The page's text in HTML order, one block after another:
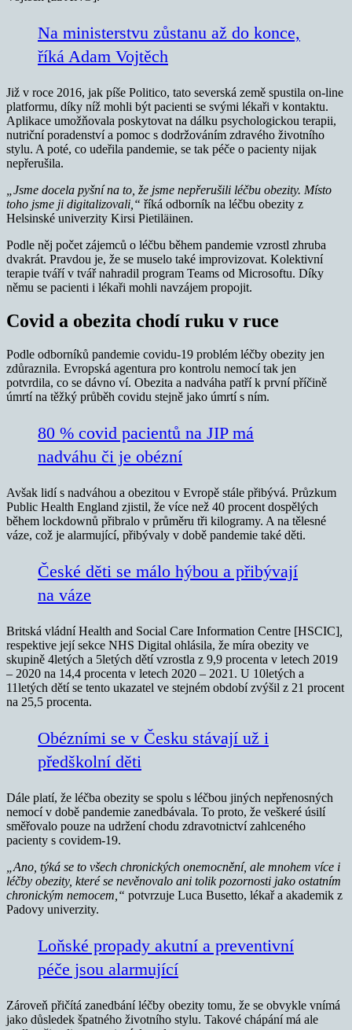
Na ministerstvu zůstanu až do konce,
říká Adam Vojtěch
Již v roce 2016, jak píše Politico, tato severská země spustila on-line
platformu, díky níž mohli být pacienti se svými lékaři v kontaktu.
Aplikace umožňovala poskytovat na dálku psychologickou terapii,
nutriční poradenství a pomoc s dodržováním zdravého životního
stylu. A poté, co udeřila pandemie, se tak péče o pacienty nijak
nepřerušila.
„Jsme docela pyšní na to, že jsme nepřerušili léčbu obezity. Místo
toho jsme ji digitalizovali,“ říká odborník na léčbu obezity z
Helsinské univerzity Kirsi Pietiläinen.
Podle něj počet zájemců o léčbu během pandemie vzrostl zhruba
dvakrát. Pravdou je, že se muselo také improvizovat. Kolektivní
terapie tváří v tvář nahradil program Teams od Microsoftu. Díky
němu se pacienti i lékaři mohli navzájem propojit.
Covid a obezita chodí ruku v ruce
Podle odborníků pandemie covidu-19 problém léčby obezity jen
zdůraznila. Evropská agentura pro kontrolu nemocí tak jen
potvrdila, co se dávno ví. Obezita a nadváha patří k první příčině
úmrtí na těžký průběh covidu stejně jako úmrtí s ním.
80 % covid pacientů na JIP má
nadváhu či je obézní
Avšak lidí s nadváhou a obezitou v Evropě stále přibývá. Průzkum
Public Health England zjistil, že více než 40 procent dospělých
během lockdownů přibralo v průměru tři kilogramy. A na tělesné
váze, což je alarmující, přibývaly v době pandemie také děti.
České děti se málo hýbou a přibývají
na váze
Britská vládní Health and Social Care Information Centre [HSCIC]
respektive její sekce NHS Digital ohlásila, že míra obezity ve
skupině 4letých a 5letých dětí vzrostla z 9,9 procenta v letech 2019
– 2020 na 14,4 procenta v letech 2020 – 2021. U 10letých a
11letých dětí se tento ukazatel ve stejném období zvýšil z 21 procent
na 25,5 procenta.
Obézními se v Česku stávají už i
předškolní děti
Dále platí, že léčba obezity se spolu s léčbou jiných nepřenosných
nemocí v době pandemie zanedbávala. To proto, že veškeré úsilí
směřovalo pouze na udržení chodu zdravotnictví zahlceného
pacienty s covidem-19.
„Ano, týká se to všech chronických onemocnění, ale mnohem více i
léčby obezity, které se nevěnovalo ani tolik pozornosti jako ostatním
chronickým nemocem,“ potvrzuje Luca Busetto, lékař a akademik z
Padovy univerzity.
Loňské propady akutní a preventivní
péče jsou alarmující
Zároveň přičítá zanedbání léčby obezity tomu, že se obvykle vnímá
jako důsledek špatného životního stylu. Takové chápání má ale